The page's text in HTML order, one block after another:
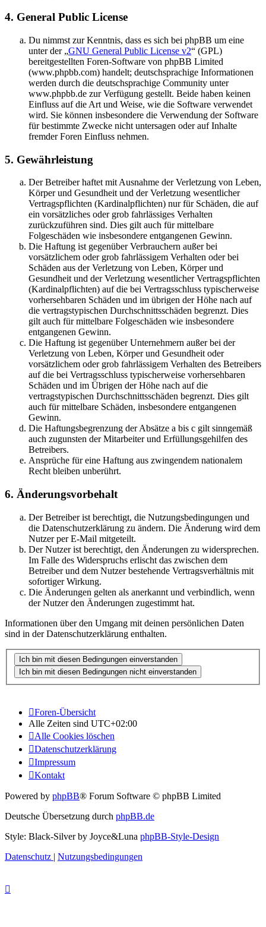
4. General Public License
Du nimmst zur Kenntnis, dass es sich bei phpBB um eine
unter der „GNU General Public License v2“ (GPL)
bereitgestellten Foren-Software von phpBB Limited
(www.phpbb.com) handelt; deutschsprachige Informationen
werden durch die deutschsprachige Community unter
www.phpbb.de zur Verfügung gestellt. Beide haben keinen
Einfluss auf die Art und Weise, wie die Software verwendet
wird. Sie können insbesondere die Verwendung der Software
für bestimmte Zwecke nicht untersagen oder auf Inhalte
fremder Foren Einfluss nehmen.
5. Gewährleistung
Der Betreiber haftet mit Ausnahme der Verletzung von Leben,
Körper und Gesundheit und der Verletzung wesentlicher
Vertragspflichten (Kardinalpflichten) nur für Schäden, die auf
ein vorsätzliches oder grob fahrlässiges Verhalten
zurückzuführen sind. Dies gilt auch für mittelbare
Folgeschäden wie insbesondere entgangenen Gewinn.
Die Haftung ist gegenüber Verbrauchern außer bei
vorsätzlichem oder grob fahrlässigem Verhalten oder bei
Schäden aus der Verletzung von Leben, Körper und
Gesundheit und der Verletzung wesentlicher Vertragspflichten
(Kardinalpflichten) auf die bei Vertragsschluss typischerweise
vorhersehbaren Schäden und im übrigen der Höhe nach auf
die vertragstypischen Durchschnittsschäden begrenzt. Dies
gilt auch für mittelbare Folgeschäden wie insbesondere
entgangenen Gewinn.
Die Haftung ist gegenüber Unternehmern außer bei der
Verletzung von Leben, Körper und Gesundheit oder
vorsätzlichem oder grob fahrlässigem Verhalten des Betreibers
auf die bei Vertragsschluss typischerweise vorhersehbaren
Schäden und im Übrigen der Höhe nach auf die
vertragstypischen Durchschnittsschäden begrenzt. Dies gilt
auch für mittelbare Schäden, insbesondere entgangenen
Gewinn.
Die Haftungsbegrenzung der Absätze a bis c gilt sinngemäß
auch zugunsten der Mitarbeiter und Erfüllungsgehilfen des
Betreibers.
Ansprüche für eine Haftung aus zwingendem nationalem
Recht bleiben unberührt.
6. Änderungsvorbehalt
Der Betreiber ist berechtigt, die Nutzungsbedingungen und
die Datenschutzerklärung zu ändern. Die Änderung wird dem
Nutzer per E-Mail mitgeteilt.
Der Nutzer ist berechtigt, den Änderungen zu widersprechen.
Im Falle des Widerspruchs erlischt das zwischen dem
Betreiber und dem Nutzer bestehende Vertragsverhältnis mit
sofortiger Wirkung.
Die Änderungen gelten als anerkannt und verbindlich, wenn
der Nutzer den Änderungen zugestimmt hat.
Informationen über den Umgang mit deinen persönlichen Daten
sind in der Datenschutzerklärung enthalten.
Foren-Übersicht
Alle Zeiten sind UTC+02:00
Alle Cookies löschen
Datenschutzerklärung
Impressum
Kontakt
Powered by phpBB® Forum Software © phpBB Limited
Deutsche Übersetzung durch phpBB.de
Style: Black-Silver by Joyce&Luna phpBB-Style-Design
Datenschutz | Nutzungsbedingungen